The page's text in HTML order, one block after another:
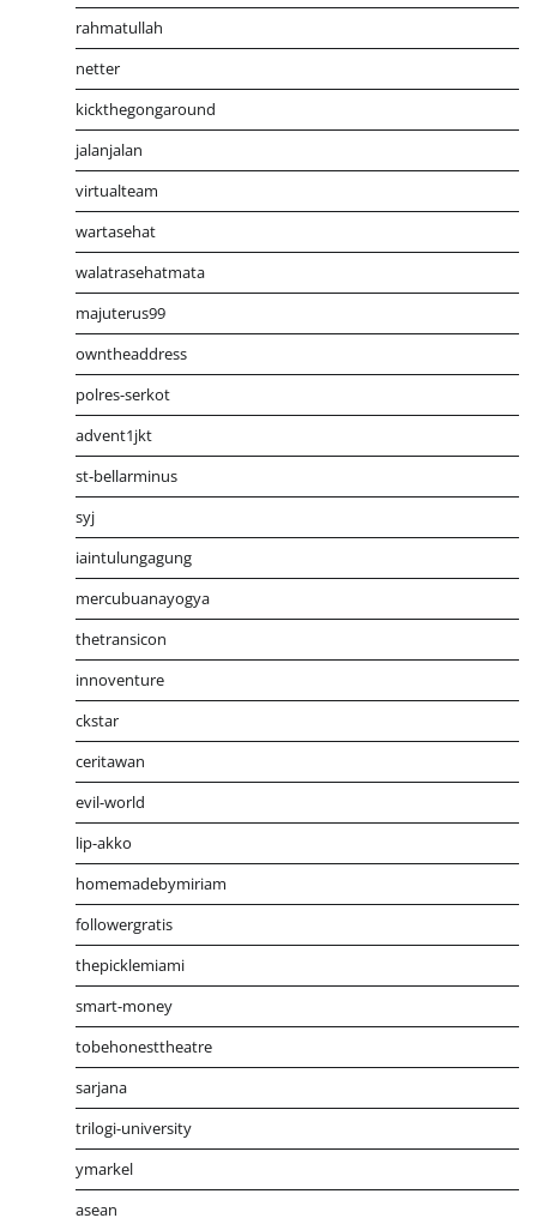
rahmatullah
netter
kickthegongaround
jalanjalan
virtualteam
wartasehat
walatrasehatmata
majuterus99
owntheaddress
polres-serkot
advent1jkt
st-bellarminus
syj
iaintulungagung
mercubuanayogya
thetransicon
innoventure
ckstar
ceritawan
evil-world
lip-akko
homemadebymiriam
followergratis
thepicklemiami
smart-money
tobehonesttheatre
sarjana
trilogi-university
ymarkel
asean